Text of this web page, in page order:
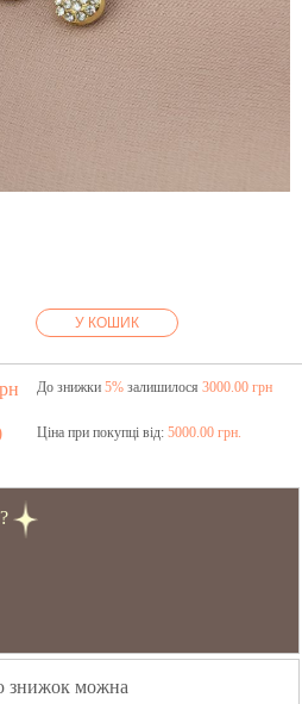
У КОШИК
До знижки 5%залишилося 3000.00 грн
Ціна при покупці від: 5000.00 грн.
знижок можна